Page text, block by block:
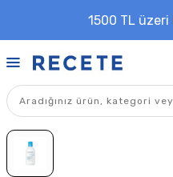
1500 TL üzeri